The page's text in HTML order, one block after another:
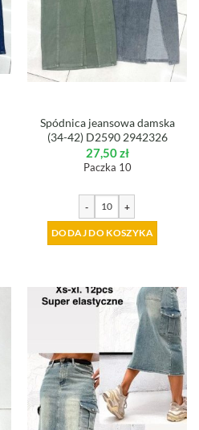
Spódnica jeansowa damska
(34-42) D2590 2942326
27,50zł
Paczka 10
- +
DODAJ DO KOSZYKA